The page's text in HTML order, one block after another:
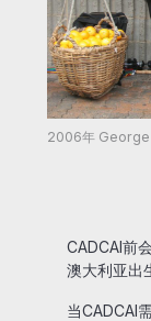
2006年 George
CADCAI前
澳大利亚出
当CADCAI